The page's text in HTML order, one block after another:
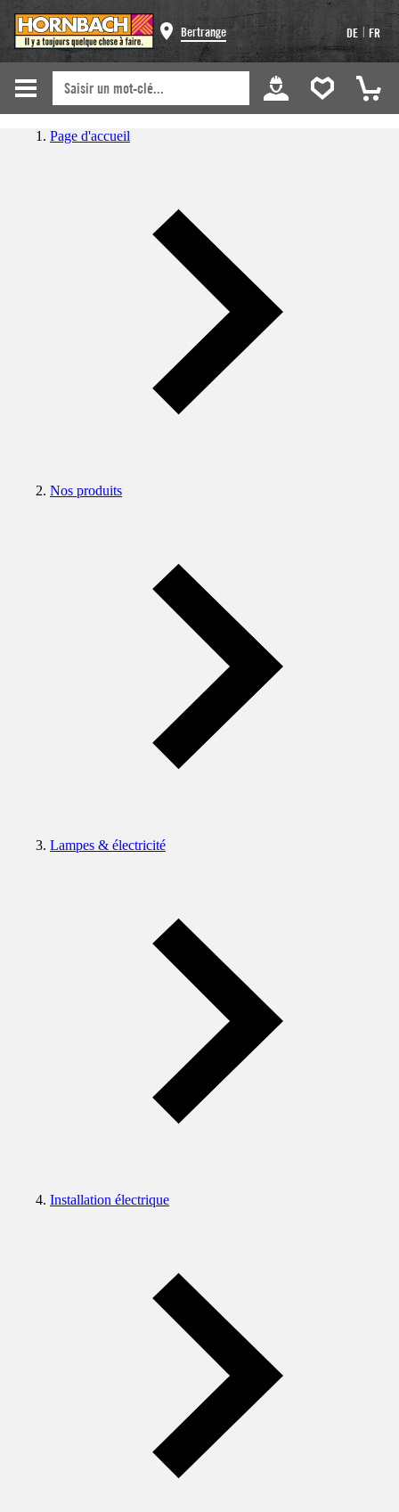
Bertrange DE | FR
Page d'accueil
Nos produits
Lampes & électricité
Installation électrique